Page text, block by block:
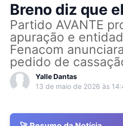
Breno diz que
Partido AVANTE
apuração e
Fenacom
pedido de
Yalle Dantas
13 de maio de 2026 às